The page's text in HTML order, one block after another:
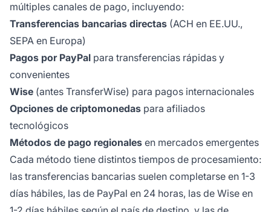
múltiples canales de pago, incluyendo:
Transferencias bancarias directas (ACH en EE.UU.,
SEPA en Europa)
Pagos por PayPal para transferencias rápidas y
convenientes
Wise (antes TransferWise) para pagos internacionales
Opciones de criptomonedas para afiliados
tecnológicos
Métodos de pago regionales en mercados emergentes
Cada método tiene distintos tiempos de procesamiento:
las transferencias bancarias suelen completarse en 1-3
días hábiles, las de PayPal en 24 horas, las de Wise en